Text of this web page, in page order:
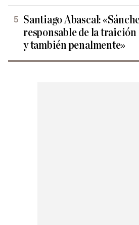
Santiago Abascal:
responsable de la
y también penalmente»